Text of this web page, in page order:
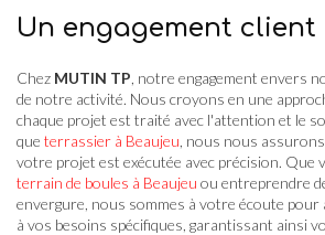
Un engagement client
Chez MUTIN TP , notre engagement envers
de notre activité. Nous croyons en une
chaque projet est traité avec l'attention et le
que terrassier à Beaujeu , nous nous
votre projet est exécutée avec précision. Que
terrain de boules à Beaujeu ou entreprendre
envergure, nous sommes à votre écoute
à vos besoins spécifiques, garantissant ainsi